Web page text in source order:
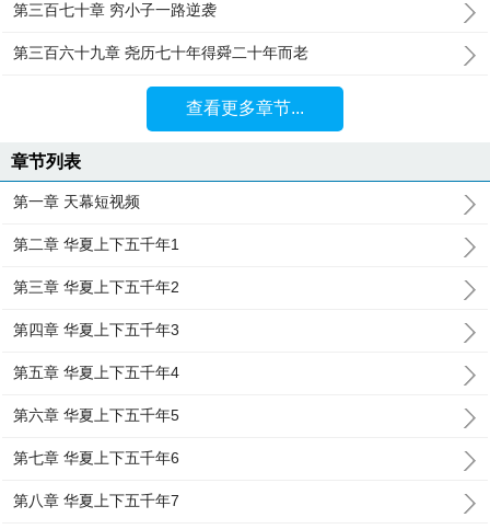
第三百七十章 穷小子一路逆袭
第三百六十九章 尧历七十年得舜二十年而老
查看更多章节...
章节列表
第一章 天幕短视频
第二章 华夏上下五千年1
第三章 华夏上下五千年2
第四章 华夏上下五千年3
第五章 华夏上下五千年4
第六章 华夏上下五千年5
第七章 华夏上下五千年6
第八章 华夏上下五千年7